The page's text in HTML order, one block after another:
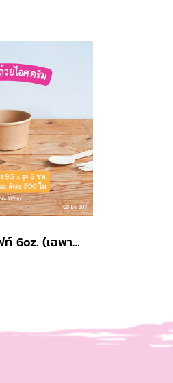
ถ้วยซุป สีคราฟท์ 6oz. (เฉพาะถ้วย)